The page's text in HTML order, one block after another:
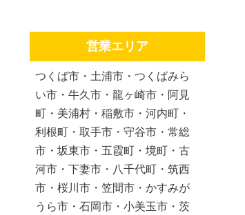
営業エリア
つくば市・土浦市・つくばみら
い市・牛久市・龍ヶ崎市・阿見
町・美浦村・稲敷市・河内町・
利根町・取手市・守谷市・常総
市・坂東市・五霞町・境町・古
河市・下妻市・八千代町・筑西
市・桜川市・笠間市・かすみが
うら市・石岡市・小美玉市・茨